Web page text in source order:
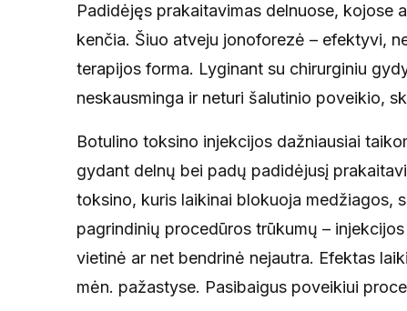
Padidėjęs prakaitavimas delnuose, kojose
kenčia. Šiuo atveju jonoforezė – efektyvi,
terapijos forma. Lyginant su chirurginiu
neskausminga ir neturi šalutinio poveikio,
Botulino toksino injekcijos dažniausiai
gydant delnų bei padų padidėjusį
toksino, kuris laikinai blokuoja medžiagos,
pagrindinių procedūros trūkumų –
vietinė ar net bendrinė nejautra. Efektas
mėn. pažastyse. Pasibaigus poveikiui